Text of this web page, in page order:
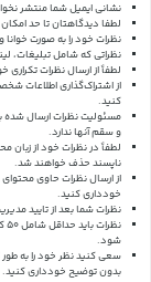
نشانی ایمیل شما منتشر
لطفا دیدگاهتان تا حد
نظرات خود را به صورت خوانا
نظراتی که شامل تبلیغات،
لطفاً از ارسال نظرات
از اشتراک‌گذاری اطلاعات
کنید.
مسئولیت نظرات ارسال
و سقم آنها ندارد.
لطفاً در نظرات خود از زبان
ناپسند حذف خواهند شد.
از ارسال نظرات حاوی
خودداری کنید.
نظرات شما بعد از تایید
شود.
سعی کنید نظر خود را به طور
بدون توضیح خودداری کنید.